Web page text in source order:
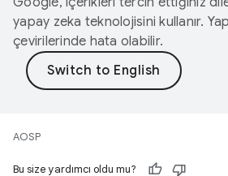
yapay zeka teknolojisini kullanır.
çevirilerinde hata olabilir.
AOSP
Bu size yardımcı oldu mu?